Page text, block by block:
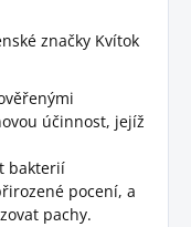
značky Kvítok
účinnost, jejíž
bakterií
pocení, a
pachy.